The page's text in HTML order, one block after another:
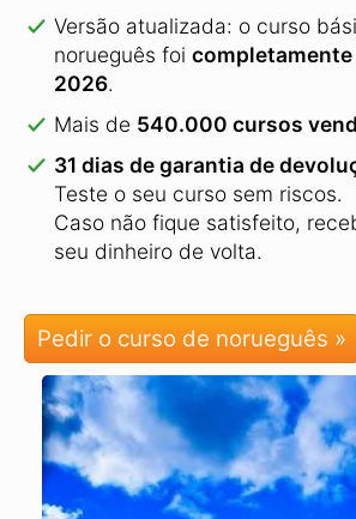
Versão atualizada: o curso
norueguês foi
2026.
Mais de 540.000 cursos
31 dias de garantia de
Teste o seu curso sem riscos.
Caso não fique satisfeito,
seu dinheiro de volta.
Pedir o curso de norueguês »